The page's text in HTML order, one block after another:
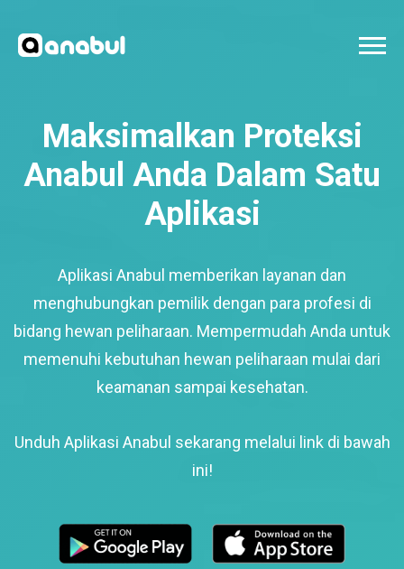
Maksimalkan Proteksi
Anabul Anda Dalam Satu
Aplikasi
Aplikasi Anabul memberikan layanan dan
menghubungkan pemilik dengan para profesi di
bidang hewan peliharaan. Mempermudah Anda untuk
memenuhi kebutuhan hewan peliharaan mulai dari
keamanan sampai kesehatan.
Unduh Aplikasi Anabul sekarang melalui link di bawah
ini!